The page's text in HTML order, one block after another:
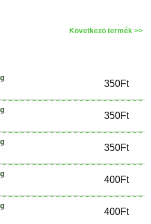
Következö termék >>
350Ft
350Ft
350Ft
400Ft
400Ft